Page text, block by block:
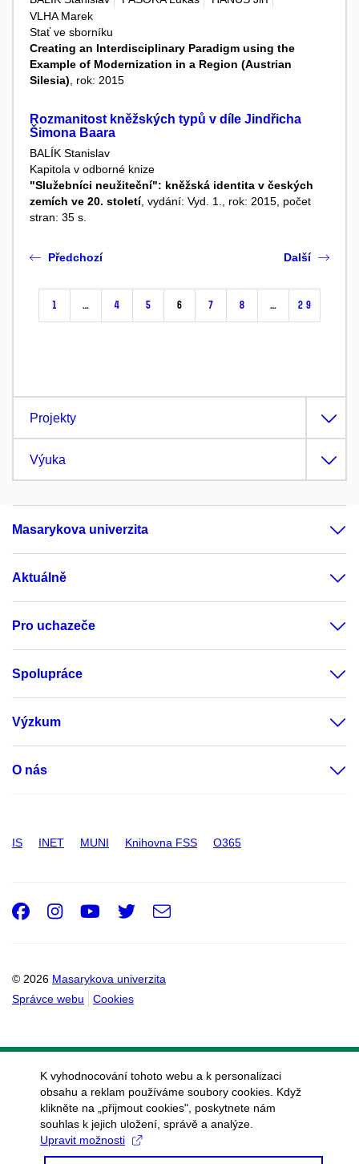
VLHA Marek
Stať ve sborníku
Creating an Interdisciplinary Paradigm using the
Example of Modernization in a Region (Austrian
Silesia), rok: 2015
Rozmanitost kněžských typů v díle Jindřicha
Šimona Baara
BALÍK Stanislav
Kapitola v odborné knize
"Služebníci neužiteční": kněžská identita v českých
zemích ve 20. století, vydání: Vyd. 1., rok: 2015, počet
stran: 35 s.
Předchozí
1 … 4 5 6 7 8 … 29
Další
Projekty
Výuka
Masarykova univerzita
Aktuálně
Pro uchazeče
Spolupráce
Výzkum
O nás
IS INET MUNI Knihovna FSS O365
© 2026 Masarykova univerzita
Správce webu
Cookies
Facebook
Instagram
Youtube
Twitter
e-
K vyhodnocování tohoto webu a k personalizaci
obsahu a reklam používáme soubory cookies. Když
klikněte na „přijmout cookies", poskytnete nám
souhlas k jejich uložení, správě a analýze.
Upravit možnosti